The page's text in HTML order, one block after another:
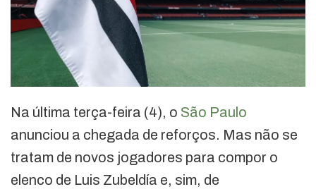
Na última terça-feira (4), o São Paulo
anunciou a chegada de reforços. Mas não se
tratam de novos jogadores para compor o
elenco de Luis Zubeldía e, sim, de